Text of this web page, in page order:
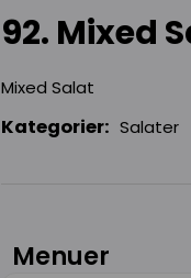
92. Mixed
Mixed Salat
Kategorier: Salater
Menuer